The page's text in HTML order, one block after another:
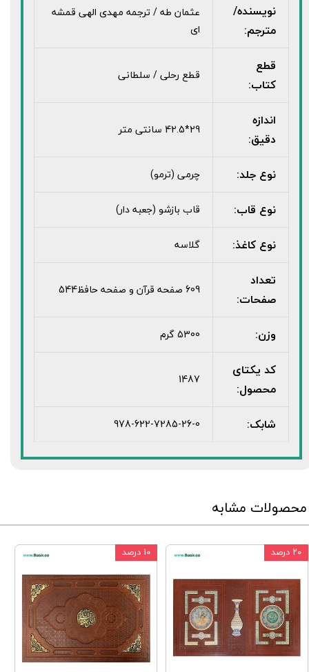
نویسنده/
مترجم:
عثمان طه / ترجمه مهدی الهی قمشه
ای
قطع
کتاب:
قطع رحلی / سلطانی
اندازه
دقیق:
29*42.5 سانتی متر
نوع جلد: چرمی (ترمو)
نوع قاب: قاب بازشو (جعبه دار)
نوع کاغذ: گلاسه
تعداد
صفحات:
609 صفحه قرآن و صفحه حافظ544
وزن: 5300 گرم
کد یکتای
محصول:
1487
شابک: 978-622-7285-26-0
محصولات مشابه
۲۰ درصد ۱۰ درصد